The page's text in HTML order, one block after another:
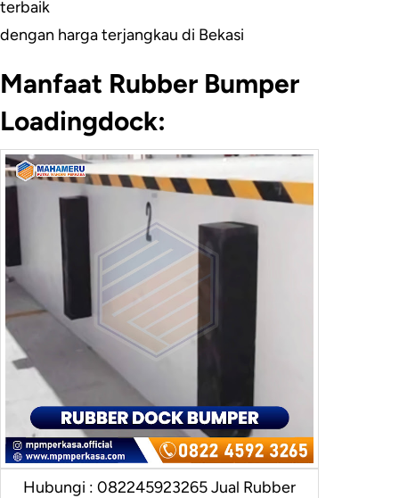
terbaik
dengan harga terjangkau di Bekasi
Manfaat Rubber Bumper
Loadingdock:
Hubungi : 082245923265 Jual Rubber